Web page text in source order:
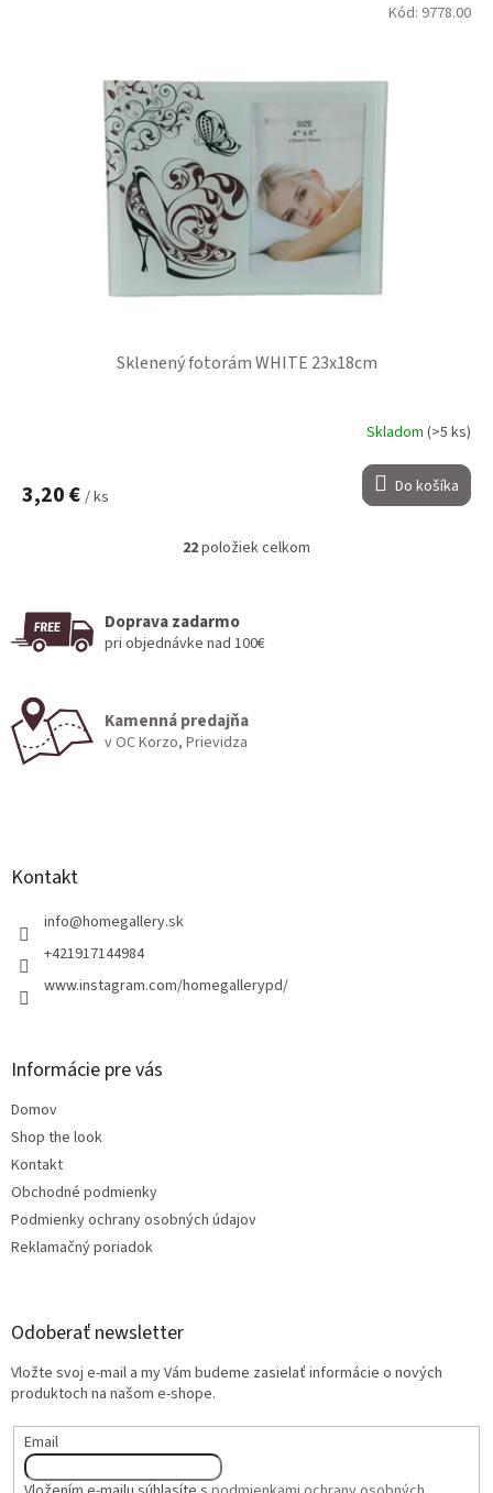
Sklenený fotorám WHITE 23x18cm
Skladom (>5 ks)
3,20 € / ks Do košíka
Kód: 9778.00
O
d
e
p
22položiek celkom
Doprava zadarmo
pri objednávke nad 100€
Kamenná predajňa
v OC Korzo, Prievidza
Kontakt
info@homegallery.sk
+421917144984
www.instagram.com/homegallerypd/
Informácie pre vás
Domov
Shop the look
Kontakt
Obchodné podmienky
Podmienky ochrany osobných údajov
Reklamačný poriadok
Odoberať newsletter
Vložte svoj e-mail a my Vám budeme zasielať informácie o nových
produktoch na našom e-shope.
Email